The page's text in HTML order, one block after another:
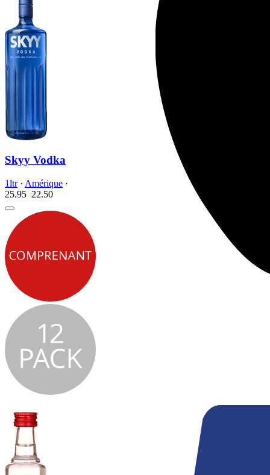
Skyy Vodka
1ltr· Amérique ·
25.95 22.50